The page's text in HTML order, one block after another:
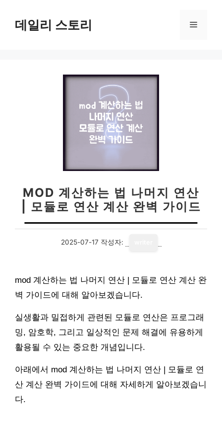
데일리 스토리 메
MOD 계산하는 법 나머지 연산
| 모듈로 연산 계산 완벽 가이드
2025-07-17 작성자:
mod 계산하는 법 나머지 연산 | 모듈로 연산 계산 완
벽 가이드에 대해 알아보겠습니다.
실생활과 밀접하게 관련된 모듈로 연산은 프로그래
밍, 암호학, 그리고 일상적인 문제 해결에 유용하게
활용될 수 있는 중요한 개념입니다.
아래에서 mod 계산하는 법 나머지 연산 | 모듈로 연
산 계산 완벽 가이드에 대해 자세하게 알아보겠습니
다.